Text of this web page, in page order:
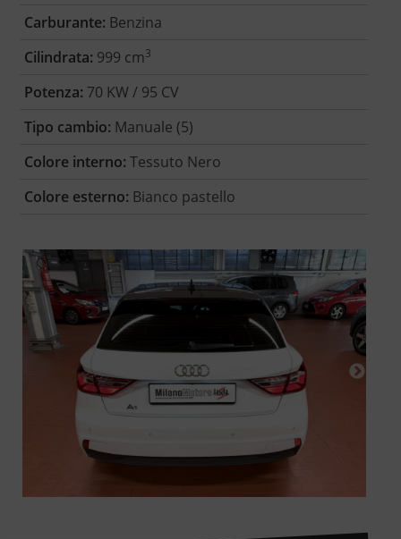
Carburante: Benzina
Cilindrata: 999 cm3
Potenza: 70 KW / 95 CV
Tipo cambio: Manuale (5)
Colore interno: Tessuto Nero
Colore esterno: Bianco pastello